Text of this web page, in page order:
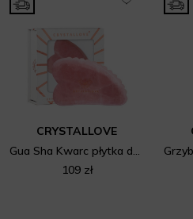
CRYSTALLOVE
Gua Sha Kwarc płytka do masażu twarzy
109 zł